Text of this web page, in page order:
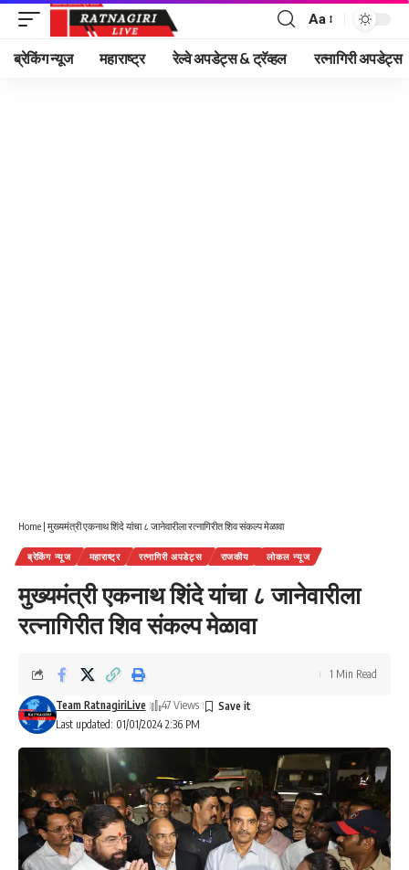
Font
Resizer
Aa
ब्रेकिंग न्यूज महाराष्ट्र रेल्वे अपडेट्स & ट्रॅव्हल रत्नागिरी अपडेट्स
Home | मुख्यमंत्री एकनाथ शिंदे यांचा ८ जानेवारीला रत्नागिरीत शिव संकल्प मेळावा
ब्रेकिंग न्यूज महाराष्ट्र रत्नागिरी अपडेट्स राजकीय लोकल न्यूज
मुख्यमंत्री एकनाथ शिंदे यांचा ८ जानेवारीला
रत्नागिरीत शिव संकल्प मेळावा
Last updated: 01/01/2024 2:36 PM
Team RatnagiriLive 47 Views
1 Min Read